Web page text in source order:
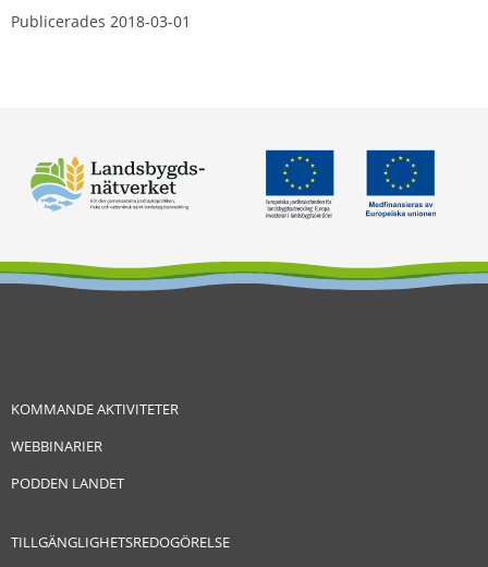
Publicerades 2018-03-01
KOMMANDE AKTIVITETER
WEBBINARIER
PODDEN LANDET
TILLGÄNGLIGHETSREDOGÖRELSE